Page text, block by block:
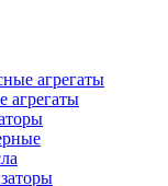
агрегаты